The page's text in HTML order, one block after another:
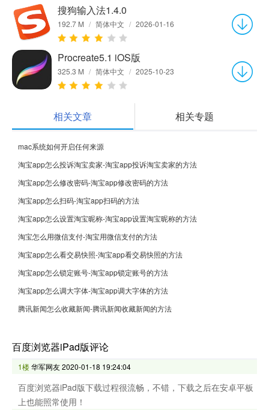
搜狗输入法1.4.0
192.7 M / 简体中文 / 2026-01-16
Procreate5.1 iOS版
325.3 M / 简体中文 / 2025-10-23
相关文章 相关专题
mac系统如何开启任何来源
淘宝app怎么投诉淘宝卖家-淘宝app投诉淘宝卖家的方法
淘宝app怎么修改密码-淘宝app修改密码的方法
淘宝app怎么扫码-淘宝app扫码的方法
淘宝app怎么设置淘宝昵称-淘宝app设置淘宝昵称的方法
淘宝怎么用微信支付-淘宝用微信支付的方法
淘宝app怎么看交易快照-淘宝app看交易快照的方法
淘宝app怎么锁定账号-淘宝app锁定账号的方法
淘宝app怎么调大字体-淘宝app调大字体的方法
腾讯新闻怎么收藏新闻-腾讯新闻收藏新闻的方法
百度浏览器iPad版评论
1楼华军网友2020-01-18 19:24:04
百度浏览器iPad版下载过程很流畅，不错，下载之后在安卓平板
上也能照常使用！